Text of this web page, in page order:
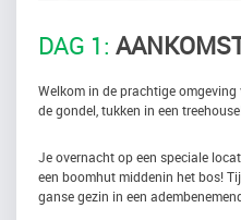
DAG 1:
Welkom in de prachtige
de gondel, tukken in een
Je overnacht op een speciale
een boomhut middenin het bos!
ganse gezin in een